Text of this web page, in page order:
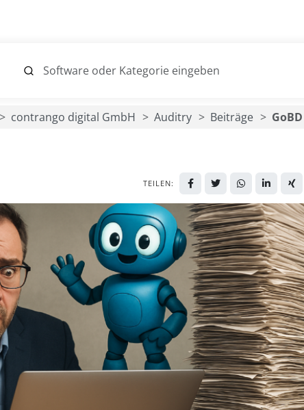
contrango digital GmbH Auditry Beiträge
TEILEN:
von ChatGPT - Public Domain Mark